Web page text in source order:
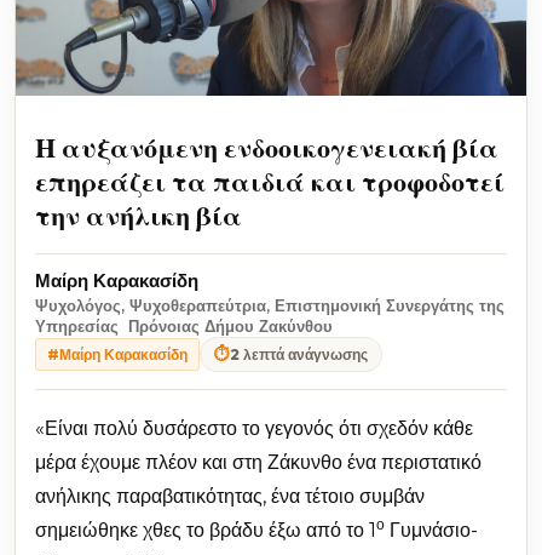
Η αυξανόμενη ενδοοικογενειακή βία
επηρεάζει τα παιδιά και τροφοδοτεί
την ανήλικη βία
Μαίρη Καρακασίδη
Ψυχολόγος, Ψυχοθεραπεύτρια, Επιστημονική Συνεργάτης της
Υπηρεσίας Πρόνοιας Δήμου Ζακύνθου
#Μαίρη Καρακασίδη ⏱2 λεπτά ανάγνωσης
«Είναι πολύ δυσάρεστο το γεγονός ότι σχεδόν κάθε
μέρα έχουμε πλέον και στη Ζάκυνθο ένα περιστατικό
ανήλικης παραβατικότητας, ένα τέτοιο συμβάν
σημειώθηκε χθες το βράδυ έξω από το 1 ο Γυμνάσιο-